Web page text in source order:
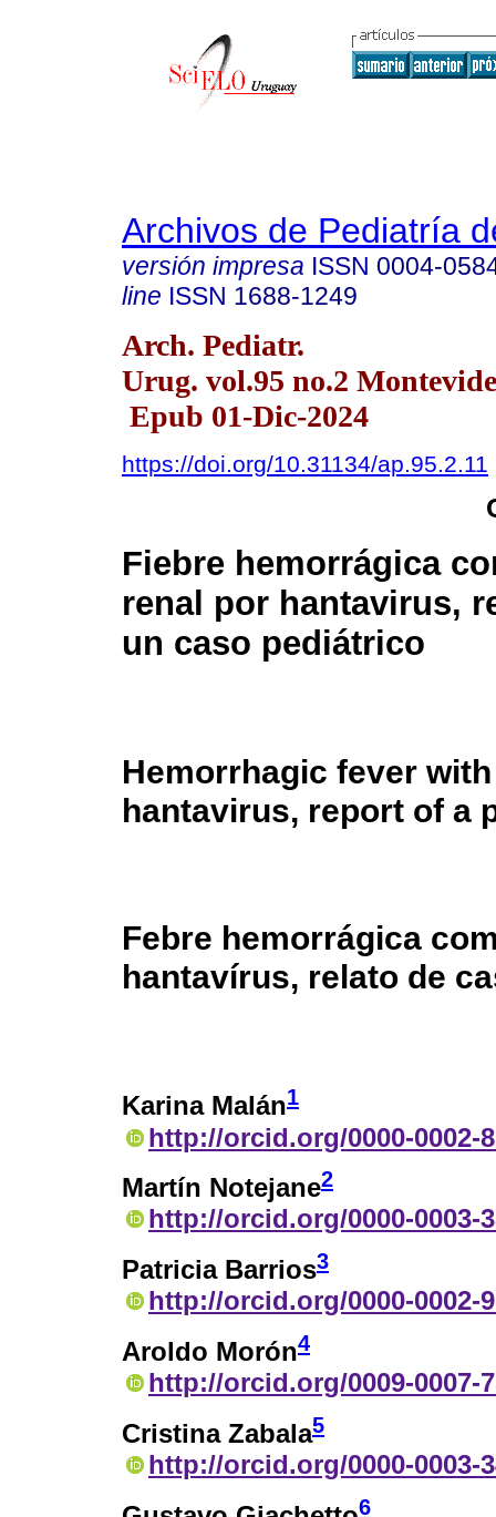
Archivos de Pediatría
versión impresa ISSN 0004-
line ISSN 1688-1249
Arch. Pediatr.
Urug. vol.95 no.2
Epub 01-Dic-2024
https://doi.org/10.31134/ap.95.2.11
Fiebre hemorrágica
renal por hantavirus,
un caso pediátrico
Hemorrhagic fever
hantavirus, report of a
Febre hemorrágica
hantavírus, relato de
Karina Malán1
http://orcid.org/0000-0002-
Martín Notejane2
http://orcid.org/0000-0003-
Patricia Barrios3
http://orcid.org/0000-0002-
Aroldo Morón4
http://orcid.org/0009-0007-
Cristina Zabala5
http://orcid.org/0000-0003-
6